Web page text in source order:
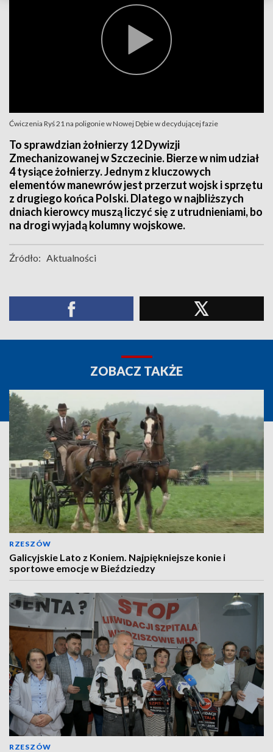
Ćwiczenia Ryś 21 na poligonie w Nowej Dębie w decydującej fazie
To sprawdzian żołnierzy 12 Dywizji
Zmechanizowanej w Szczecinie. Bierze w nim udział
4 tysiące żołnierzy. Jednym z kluczowych
elementów manewrów jest przerzut wojsk i sprzętu
z drugiego końca Polski. Dlatego w najbliższych
dniach kierowcy muszą liczyć się z utrudnieniami, bo
na drogi wyjadą kolumny wojskowe.
Źródło: Aktualności
ZOBACZ TAKŻE
RZESZÓW
Galicyjskie Lato z Koniem. Najpiękniejsze konie i
sportowe emocje w Bieździedzy
RZESZÓW